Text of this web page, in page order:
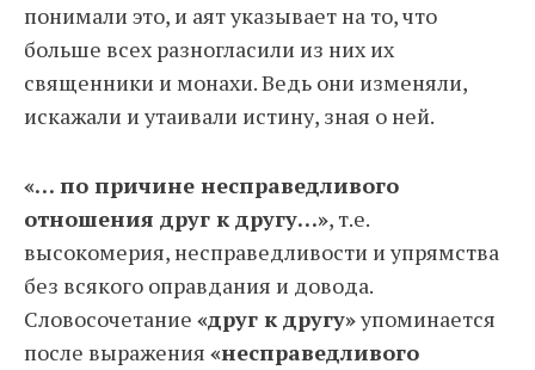
понимали это, и аят указывает на то, что
больше всех разногласили из них их
священники и монахи. Ведь они изменяли,
искажали и утаивали истину, зная о ней.
«… по причине несправедливого
отношения друг к другу…», т.е.
высокомерия, несправедливости и упрямства
без всякого оправдания и довода.
Словосочетание «друг к другу»упоминается
после выражения «несправедливого